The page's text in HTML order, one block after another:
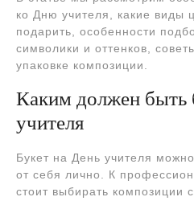
ко Дню учителя, какие виды
подарить, особенности
символики и оттенков,
упаковке композиции.
Каким должен быть
учителя
Букет на День учителя
от себя лично. К
стоит выбирать композиции